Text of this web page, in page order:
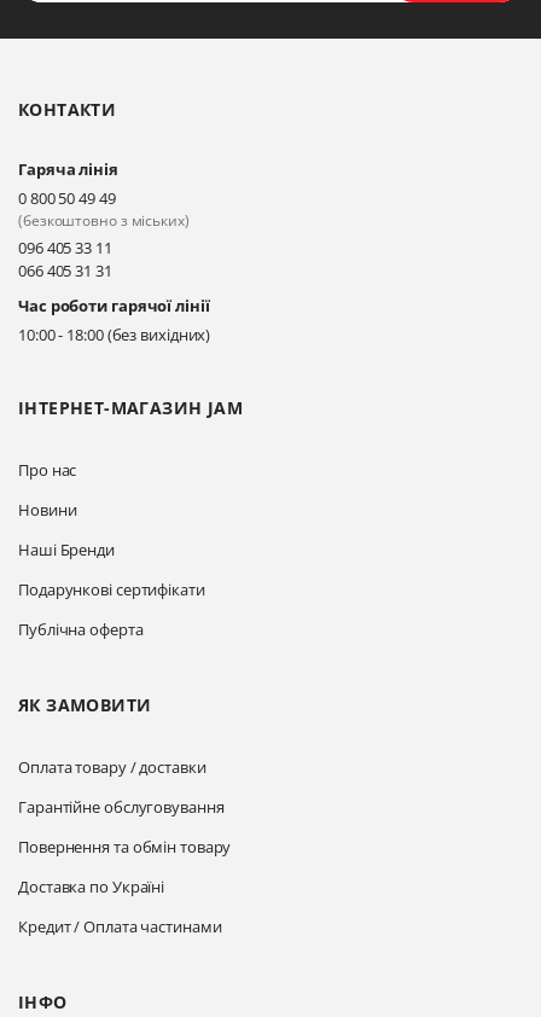
ІНТЕРНЕТ-МАГАЗИН JAM
Про нас
Новини
Наші Бренди
Подарункові сертифікати
Публічна оферта
ЯК ЗАМОВИТИ
Оплата товару / доставки
Гарантійне обслуговування
Повернення та обмін товару
Доставка по Україні
Кредит / Оплата частинами
ІНФО
КОНТАКТИ
Гаряча лінія
0 800 50 49 49
(безкоштовно з міських)
096 405 33 11
066 405 31 31
Час роботи гарячої лінії
10:00 - 18:00 (без вихідних)